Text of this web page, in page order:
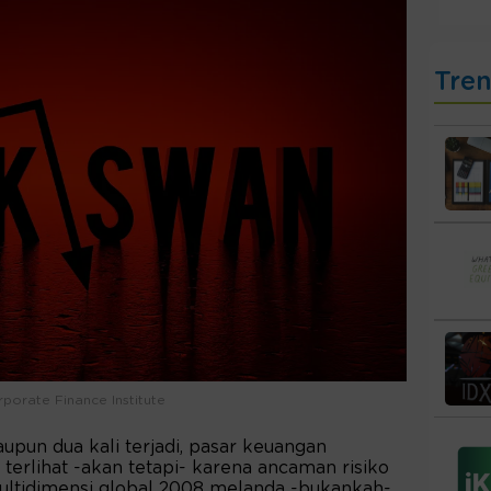
Finance Institute
dua kali terjadi, pasar keuangan
-akan tetapi- karena ancaman risiko